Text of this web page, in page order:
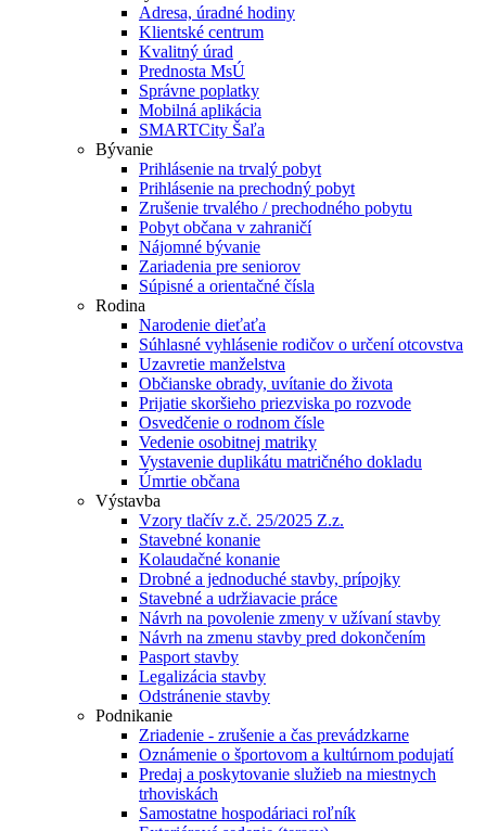
Adresa, úradné hodiny
Klientské centrum
Kvalitný úrad
Prednosta MsÚ
Správne poplatky
Mobilná aplikácia
SMARTCity Šaľa
Bývanie
Prihlásenie na trvalý pobyt
Prihlásenie na prechodný pobyt
Zrušenie trvalého / prechodného pobytu
Pobyt občana v zahraničí
Nájomné bývanie
Zariadenia pre seniorov
Súpisné a orientačné čísla
Rodina
Narodenie dieťaťa
Súhlasné vyhlásenie rodičov o určení otcovstva
Uzavretie manželstva
Občianske obrady, uvítanie do života
Prijatie skoršieho priezviska po rozvode
Osvedčenie o rodnom čísle
Vedenie osobitnej matriky
Vystavenie duplikátu matričného dokladu
Úmrtie občana
Výstavba
Vzory tlačív z.č. 25/2025 Z.z.
Stavebné konanie
Kolaudačné konanie
Drobné a jednoduché stavby, prípojky
Stavebné a udržiavacie práce
Návrh na povolenie zmeny v užívaní stavby
Návrh na zmenu stavby pred dokončením
Pasport stavby
Legalizácia stavby
Odstránenie stavby
Podnikanie
Zriadenie - zrušenie a čas prevádzkarne
Oznámenie o športovom a kultúrnom podujatí
Predaj a poskytovanie služieb na miestnych
trhoviskách
Samostatne hospodáriaci roľník